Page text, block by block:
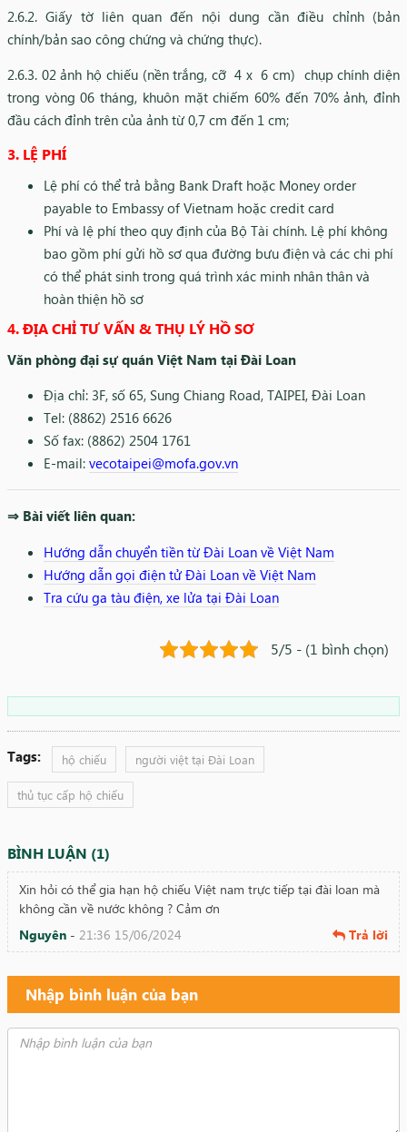
2.6.2. Giấy tờ liên quan đến nội dung cần điều chỉnh (bản
chính/bản sao công chứng và chứng thực).
2.6.3. 02 ảnh hộ chiếu (nền trắng, cỡ 4 x 6 cm) chụp chính diện
trong vòng 06 tháng, khuôn mặt chiếm 60% đến 70% ảnh, đỉnh
đầu cách đỉnh trên của ảnh từ 0,7 cm đến 1 cm;
3. LỆ PHÍ
Lệ phí có thể trả bằng Bank Draft hoặc Money order
payable to Embassy of Vietnam hoặc credit card
Phí và lệ phí theo quy định của Bộ Tài chính. Lệ phí không
bao gồm phí gửi hồ sơ qua đường bưu điện và các chi phí
có thể phát sinh trong quá trình xác minh nhân thân và
hoàn thiện hồ sơ
4. ĐỊA CHỈ TƯ VẤN & THỤ LÝ HỒ SƠ
Văn phòng đại sự quán Việt Nam tại Đài Loan
Địa chỉ: 3F, số 65, Sung Chiang Road, TAIPEI, Đài Loan
Tel: (8862) 2516 6626
Số fax: (8862) 2504 1761
E-mail: vecotaipei@mofa.gov.vn
⇒ Bài viết liên quan:
Hướng dẫn chuyển tiền từ Đài Loan về Việt Nam
Hướng dẫn gọi điện tử Đài Loan về Việt Nam
Tra cứu ga tàu điện, xe lửa tại Đài Loan
5/5 - (1 bình chọn)
Tags: hộ chiếu người việt tại Đài Loan
thủ tục cấp hộ chiếu
BÌNH LUẬN (1)
Xin hỏi có thể gia hạn hộ chiếu Việt nam trực tiếp tại đài loan mà
không cần về nước không ? Cảm ơn
Nguyên - 21:36 15/06/2024 Trả lời
Nhập bình luận của bạn